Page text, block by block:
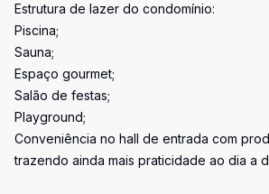
Estrutura de lazer do condomínio:
Piscina;
Sauna;
Espaço gourmet;
Salão de festas;
Playground;
Conveniência no hall de entrada com
trazendo ainda mais praticidade ao dia a